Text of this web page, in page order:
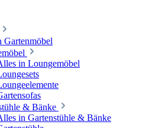
Gartenmöbel
in Loungemöbel
& Bänke
in Gartenstühle & Bänke